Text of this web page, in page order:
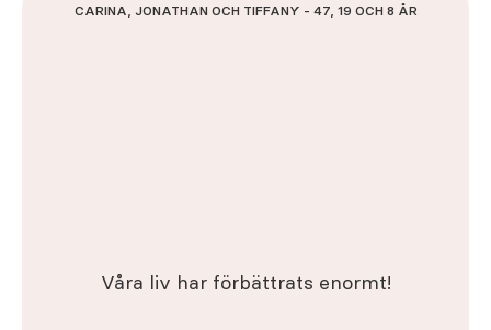
CARINA, JONATHAN OCH TIFFANY - 47, 19 OCH 8 ÅR
Våra liv har förbättrats enormt!